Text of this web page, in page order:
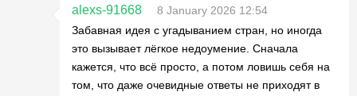
alexs-91668
8 January 2026 12:54
Забавная идея с угадыванием стран, но иногда
это вызывает лёгкое недоумение. Сначала
кажется, что всё просто, а потом ловишь себя на
том, что даже очевидные ответы не приходят в